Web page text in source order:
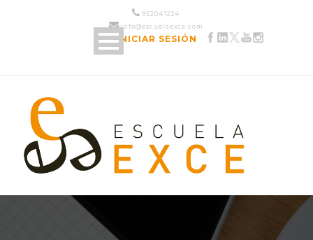
952 04 12 24
info@escuelaexce.com
INICIAR SESIÓN